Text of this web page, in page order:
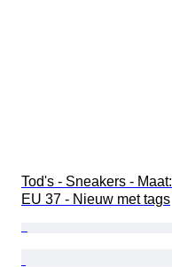
Tod's - Sneakers - Maat:
EU 37 - Nieuw met tags